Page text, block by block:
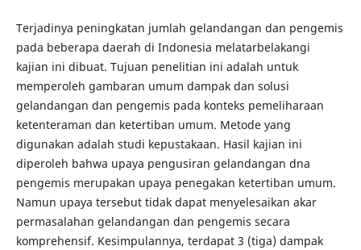
Terjadinya peningkatan jumlah gelandangan dan pengemis
pada beberapa daerah di Indonesia melatarbelakangi
kajian ini dibuat. Tujuan penelitian ini adalah untuk
memperoleh gambaran umum dampak dan solusi
gelandangan dan pengemis pada konteks pemeliharaan
ketenteraman dan ketertiban umum. Metode yang
digunakan adalah studi kepustakaan. Hasil kajian ini
diperoleh bahwa upaya pengusiran gelandangan dna
pengemis merupakan upaya penegakan ketertiban umum.
Namun upaya tersebut tidak dapat menyelesaikan akar
permasalahan gelandangan dan pengemis secara
komprehensif. Kesimpulannya, terdapat 3 (tiga) dampak